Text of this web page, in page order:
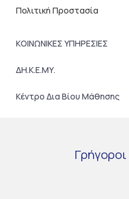
Πολιτική Προστασία
ΚΟΙΝΩΝΙΚΕΣ ΥΠΗΡΕΣΙΕΣ
ΔΗ.Κ.Ε.ΜΥ.
Κέντρο Δια Βίου Μάθησης
Γρήγοροι